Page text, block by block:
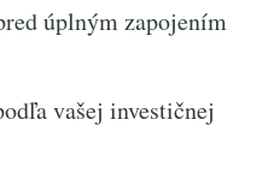
úplným zapojením
vašej investičnej